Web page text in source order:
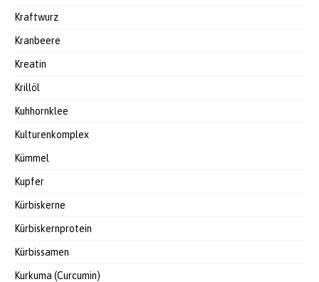
Kraftwurz
Kranbeere
Kreatin
Krillöl
Kuhhornklee
Kulturenkomplex
Kümmel
Kupfer
Kürbiskerne
Kürbiskernprotein
Kürbissamen
Kurkuma (Curcumin)